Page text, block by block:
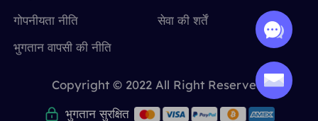
गोपनीयता नीति
सेवा की शर्तें
भुगतान वापसी की नीति
Copyright © 2022 All Right Reserved.
भुगतान सुरक्षित